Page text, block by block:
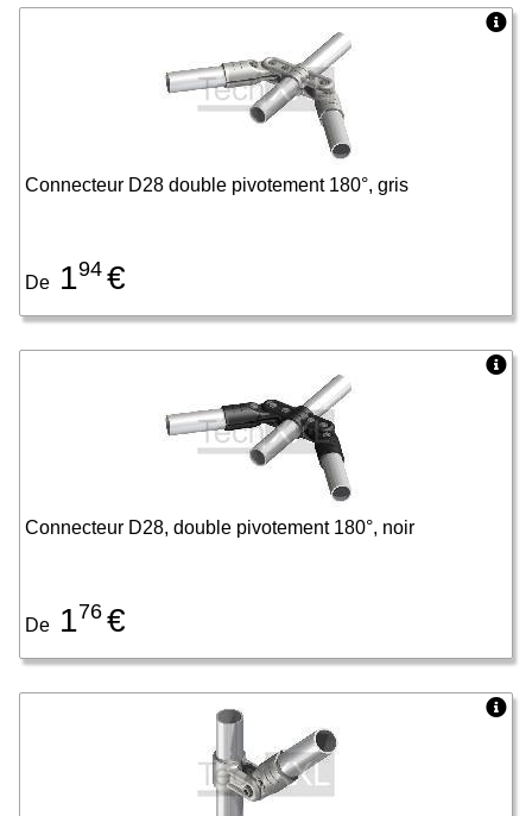
Connecteur D28 double pivotement 180°, gris
De 194 €
Connecteur D28, double pivotement 180°, noir
De 176 €